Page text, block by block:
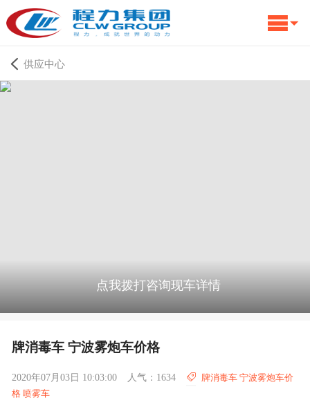
供应中心
点我拨打咨询现车详情
牌消毒车 宁波雾炮车价格
2020年07月03日 10:03:00 人气：1634
牌消毒车 宁波雾炮车价
格 喷雾车